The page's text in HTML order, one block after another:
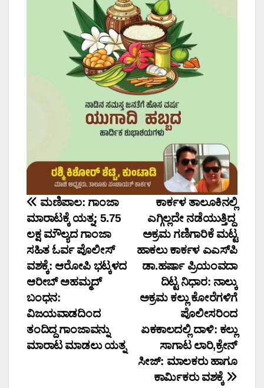
ಕಾರ್ಕಳ ತಾಲೂಕಿನಲ್ಲಿ
ಎಗ್ಗಿಲ್ಲದೇ ನಡೆಯುತ್ತಿದ್ದ
ಅಕ್ರಮ ಗಣಿಗಾರಿಕೆ ಮಟ್ಟ
ಹಾಕಲು ಕಾರ್ಕಳ ಎಎಸ್‌ಪಿ
ಡಾ.ಹರ್ಷಾ ಪ್ರಿಯಂವದಾ
ದಿಟ್ಟ ನಿಧಾರ: ನಾಲ್ಕು
ಅಕ್ರಮ ಕಲ್ಲು ಕೋರೆಗಳಿಗೆ
ಪೊಲೀಸರಿಂದ
ಏಕಕಾಲದಲ್ಲಿ ದಾಳಿ: ಕಲ್ಲು
ಸಾಗಾಟ ಲಾರಿ,ಕ್ರೇನ್
ಸೀಜ್: ಮಾಲಕರು ಹಾಗೂ
ಕಾರ್ಮಿಕರು ವಶಕ್ಕೆ
ಮಣಿಪಾಲ: ಗಾಂಜಾ
ಮಾರಾಟಕ್ಕೆ ಯತ್ನ; 5.75
ಲಕ್ಷ ಮೌಲ್ಯದ ಗಾಂಜಾ
ಸಹಿತ ಓರ್ವ ಪೊಲೀಸ್
ವಶಕ್ಕೆ: ಆರೋಪಿ ಭಟ್ಕಳದ
ಆರೀಬ್‌ ಅಹಮ್ಮದ್‌
ಬಂಧನ:
ವಿಜಯವಾಡದಿಂದ
ತಂದಿದ್ದ ಗಾಂಜಾವನ್ನು
ಮಾರಾಟ ಮಾಡಲು ಯತ್ನ